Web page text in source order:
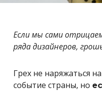
Если мы сами
ряда дизайнеров,
Грех не наряжаться
событие страны, но